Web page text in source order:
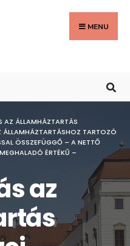
MENU
AZ ÁLLAMHÁZTARTÁS
ÁLLAMHÁZTARTÁSHOZ TARTOZÓ
ÖSSZEFÜGGŐ – A NETTŐ
ÉRTÉKŰ –
az